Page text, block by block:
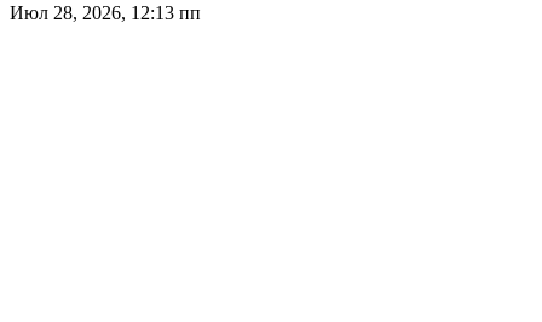
Июл 28, 2026, 12:13 пп